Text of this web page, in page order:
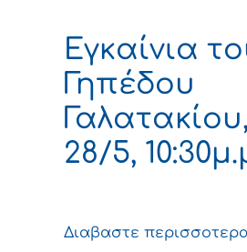
Εγκαίνια
Γηπέδου
Γαλατακίου,
28/5,
Διαβαστε